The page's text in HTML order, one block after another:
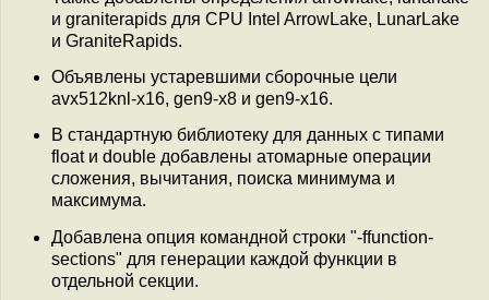
и graniterapids для CPU Intel ArrowLake, LunarLake
и GraniteRapids.
Объявлены устаревшими сборочные цели
avx512knl-x16, gen9-x8 и gen9-x16.
В стандартную библиотеку для данных с типами
float и double добавлены атомарные операции
сложения, вычитания, поиска минимума и
максимума.
Добавлена опция командной строки "-ffunction-
sections" для генерации каждой функции в
отдельной секции.